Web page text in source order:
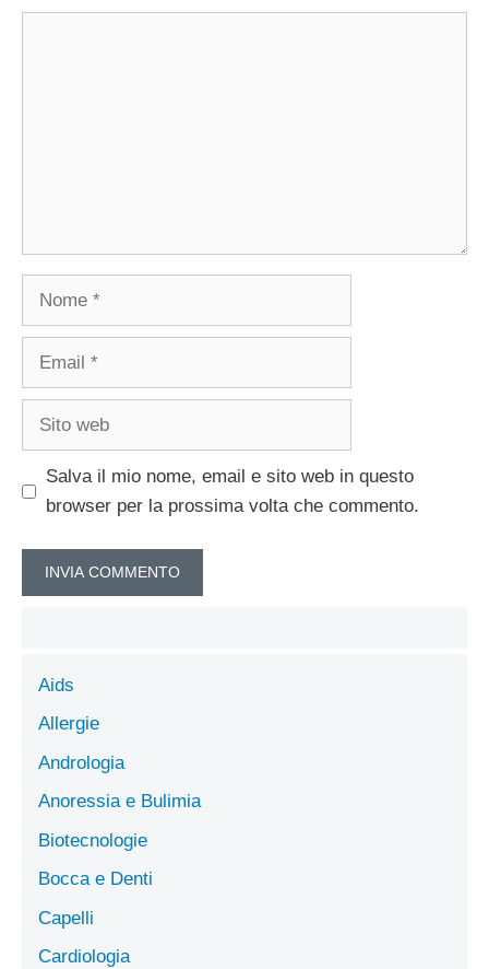
Nome
Email
Sito
Salva il mio nome, email e sito web in questo
browser per la prossima volta che commento.
Aids
Allergie
Andrologia
Anoressia e Bulimia
Biotecnologie
Bocca e Denti
Capelli
Cardiologia